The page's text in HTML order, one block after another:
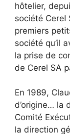
hôtelier,
société Cerel
premiers
société qu’il
la prise de
de Cerel SA
En 1989,
d’origine… la
Comité
la direction